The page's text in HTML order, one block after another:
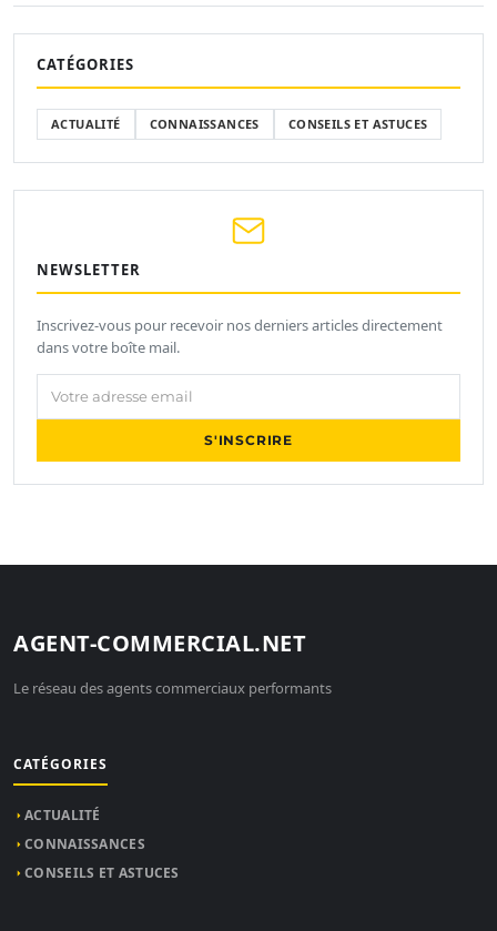
CATÉGORIES
ACTUALITÉ CONNAISSANCES CONSEILS ET ASTUCES
NEWSLETTER
Inscrivez-vous pour recevoir nos derniers articles directement
dans votre boîte mail.
Votre adresse email
S'INSCRIRE
AGENT-COMMERCIAL.NET
Le réseau des agents commerciaux performants
CATÉGORIES
ACTUALITÉ
CONNAISSANCES
CONSEILS ET ASTUCES